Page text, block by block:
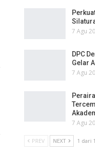
7 Agu
DPC
Gelar
7 Agu
7 Agu
PREV NEXT 1 dari